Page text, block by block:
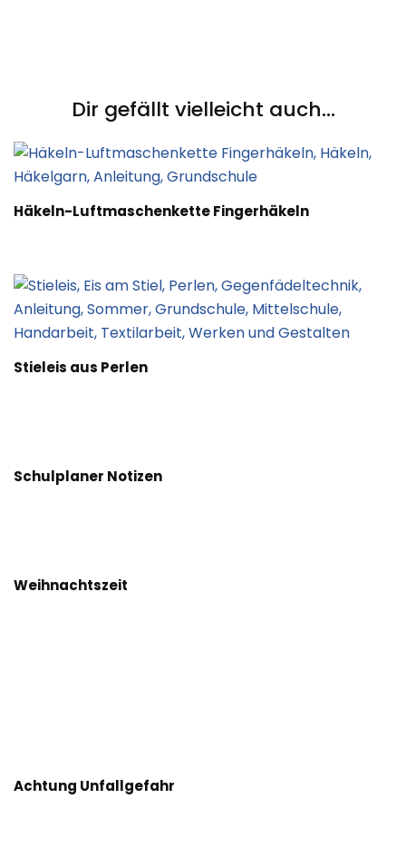
Dir gefällt vielleicht auch...
Häkeln-Luftmaschenkette Fingerhäkeln
Stieleis aus Perlen
Schulplaner Notizen
Weihnachtszeit
Achtung Unfallgefahr